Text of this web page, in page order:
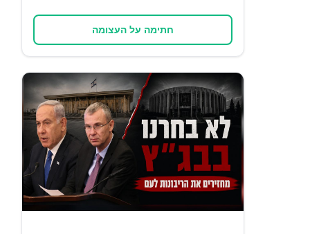
חתימה על העצומה